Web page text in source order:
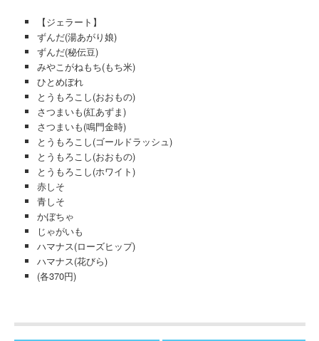
【ジェラート】
ずんだ(湯あがり娘)
ずんだ(秘伝豆)
みやこがねもち(もち米)
ひとめぼれ
とうもろこし(おおもの)
さつまいも(紅あずま)
さつまいも(鳴門金時)
とうもろこし(ゴールドラッシュ)
とうもろこし(おおもの)
とうもろこし(ホワイト)
赤しそ
青しそ
かぼちゃ
じゃがいも
ハマナス(ローズヒップ)
ハマナス(花びら)
(各370円)